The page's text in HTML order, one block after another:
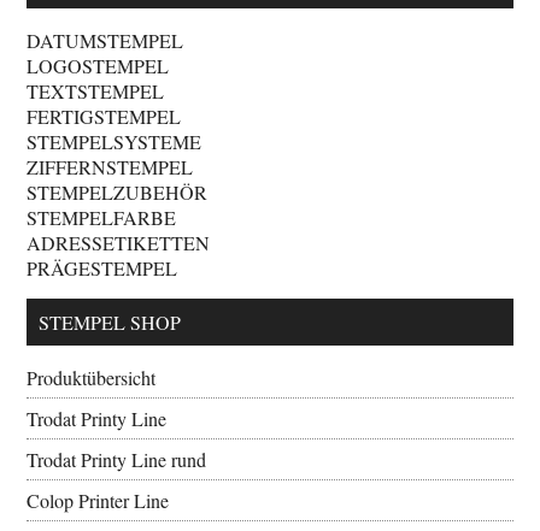
DATUMSTEMPEL
LOGOSTEMPEL
TEXTSTEMPEL
FERTIGSTEMPEL
STEMPELSYSTEME
ZIFFERNSTEMPEL
STEMPELZUBEHÖR
STEMPELFARBE
ADRESSETIKETTEN
PRÄGESTEMPEL
STEMPEL SHOP
Produktübersicht
Trodat Printy Line
Trodat Printy Line rund
Colop Printer Line